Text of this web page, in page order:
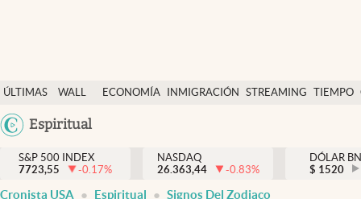
ÚLTIMAS
NOTICIAS
WALL
DÓLAR
ECONOMÍA INMIGRACIÓN STREAMING TIEMPO
México
Espiritual
Finanzas y economía
Wall Street y dólar
Inmigración
S&P 500 INDEX
7723,55
-0.17%
NASDAQ
26.363,44
-0.83%
DÓLAR
$ 1520
Cronista USA Espiritual Signos Del Zodiaco